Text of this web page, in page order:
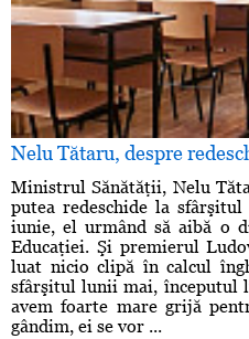
Nelu Tătaru, despre
Ministrul Sănătăţii, Nelu
putea redeschide la
iunie, el urmând să aibă o
Educaţiei. Şi premierul
luat nicio clipă în calcul
sfârşitul lunii mai, începutul
avem foarte mare grijă
gândim, ei se vor ...